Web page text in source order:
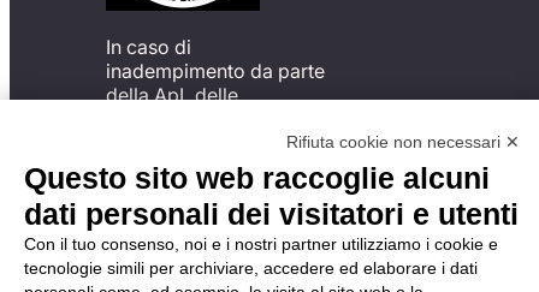
In caso di
inadempimento da parte
della ApL delle
del Codice di Condotta, è
possibile presentare un
reclamo
all’Organismo di
Monitoraggio utilizzando
una delle modalità
descritte al seguente
Rifiuta cookie non necessari ✕
Questo sito web raccoglie alcuni
dati personali dei visitatori e utenti
Con il tuo consenso, noi e i nostri partner utilizziamo i cookie e
tecnologie simili per archiviare, accedere ed elaborare i dati